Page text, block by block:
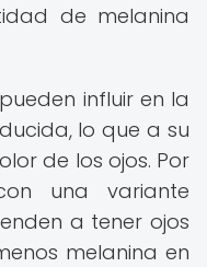
de melanina
influir en la
lo que a su
de los ojos. Por
una variante
a tener ojos
melanina en